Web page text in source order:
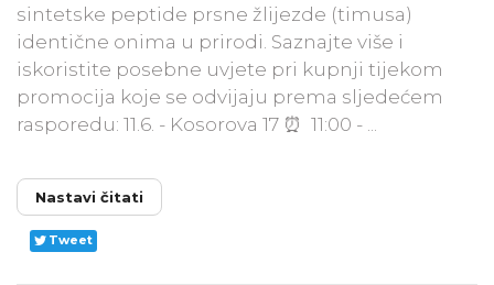
sintetske peptide prsne žlijezde (timusa)
identične onima u prirodi. Saznajte više i
iskoristite posebne uvjete pri kupnji tijekom
promocija koje se odvijaju prema sljedećem
rasporedu: 11.6. - Kosorova 17 ⏰ 11:00 - ...
Nastavi čitati
Tweet